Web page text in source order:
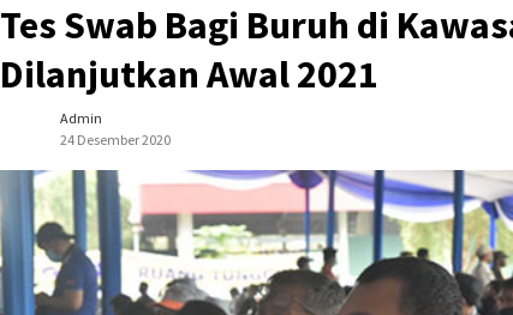
Tes Swab Bagi Buruh di
Dilanjutkan Awal 2021
Admin
24 Desember 2020